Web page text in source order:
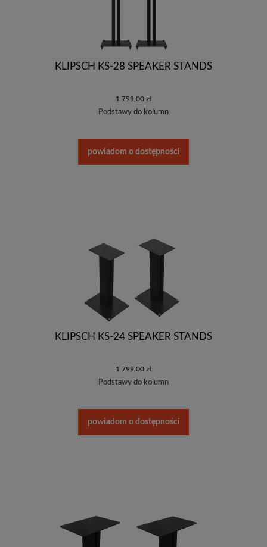
KLIPSCH KS-28 SPEAKER STANDS
1 799,00 zł
Podstawy do kolumn
powiadom o dostępności
KLIPSCH KS-24 SPEAKER STANDS
1 799,00 zł
Podstawy do kolumn
powiadom o dostępności